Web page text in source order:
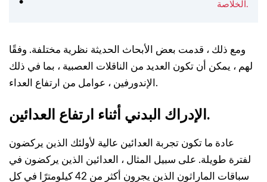
الخلاصة.
ومع ذلك ، قدمت بعض الأبحاث الحديثة نظرية مختلفة. وفقًا
لهم ، يمكن أن تكون العديد من الناقلات العصبية ، بما في ذلك
الإندورفين ، عوامل من ارتفاع العداء.
الإدراك البدني أثناء ارتفاع العدائين.
عادة ما تكون تجربة العدائين عالية لأولئك الذين يركضون
لفترة طويلة. على سبيل المثال ، العدائين الذين يركضون في
سباقات الماراثون الذين يجرون أكثر من 42 كيلومترًا في كل